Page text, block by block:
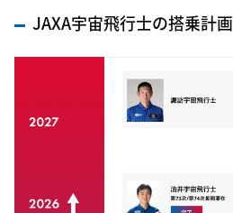
JAXA宇宙飛行士の搭乗計画